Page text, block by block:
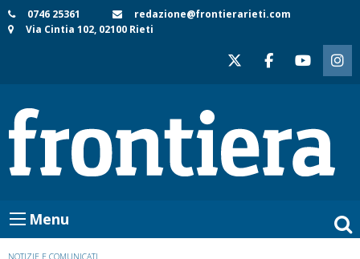
Skip
to
0746 25361
redazione@frontierarieti.com
Via Cintia 102, 02100 Rieti
Menu
NOTIZIE E COMUNICATI